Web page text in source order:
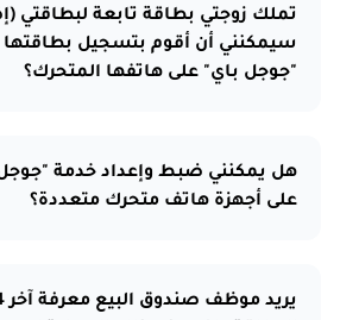
تملك زوجتي بطاقة تابعة لبطاقتي
سيمكنني أن أقوم بتسجيل
"جوجل باي" على هاتفها المتحرك؟
هل يمكنني ضبط وإعداد خدمة
على أجهزة هاتف متحرك متعددة؟